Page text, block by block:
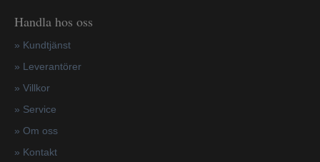
Handla hos oss
» Kundtjänst
» Leverantörer
» Villkor
» Service
» Om oss
» Kontakt